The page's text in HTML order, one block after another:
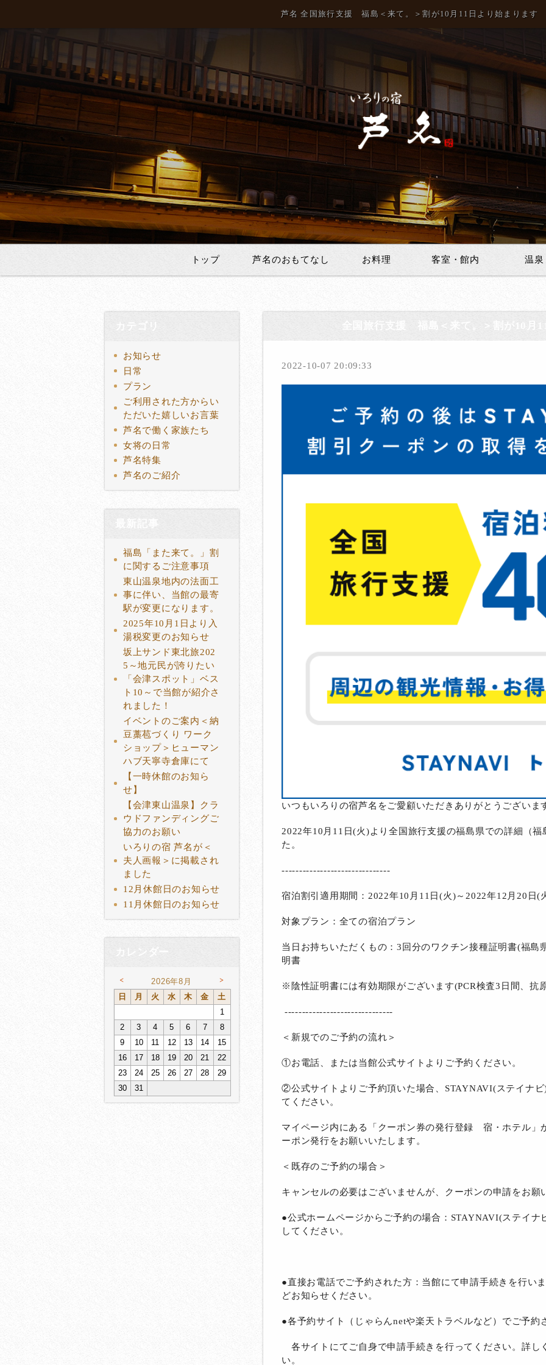
芦名 全国旅行支援 福島＜来て。＞割が10月11日より始まります
トップ 芦名のおもてなし お料理 客室・館内 温泉
カテゴリ
お知らせ
日常
プラン
ご利用された方からい
ただいた嬉しいお言葉
芦名で働く家族たち
女将の日常
芦名特集
芦名のご紹介
最新記事
福島「また来て。」割
に関するご注意事項
東山温泉地内の法面工
事に伴い、当館の最寄
駅が変更になります。
2025年10月1日より入
湯税変更のお知らせ
坂上サンド東北旅202
5～地元民が誇りたい
「会津スポット」ベス
ト10～で当館が紹介さ
れました！
イベントのご案内＜納
豆藁苞づくり ワーク
ショップ＞ヒューマン
ハブ天寧寺倉庫にて
【一時休館のお知ら
せ】
【会津東山温泉】クラ
ウドファンディングご
協力のお願い
いろりの宿 芦名が＜
夫人画報＞に掲載され
ました
12月休館日のお知らせ
11月休館日のお知らせ
カレンダー
< 2026年8月 >
日 月 火 水 木 金
土
1
2
3 4 5 6 7
8
9
10 11 12 13 14
15
16
17 18 19 20 21
22
23
24 25 26 27 28
29
30
31
全国旅行支援 福島＜来て。＞割が10月
2022-10-07 20:09:33
いつもいろりの宿芦名をご愛顧いただきありがとうございま
2022年10月11日(火)より全国旅行支援の福島県での詳細（
た。
-------------------------------
宿泊割引適用期間：2022年10月11日(火)～2022年12月20日
対象プラン：全ての宿泊プラン
当日お持ちいただくもの：3回分のワクチン接種証明書(福島
明書
※陰性証明書には有効期限がございます(PCR検査3日間、抗
-------------------------------
＜新規でのご予約の流れ＞
①お電話、または当館公式サイトよりご予約ください。
②公式サイトよりご予約頂いた場合、STAYNAVI(ステイナ
てください。
マイページ内にある「クーポン券の発行登録 宿・ホテル」
ーポン発行をお願いいたします。
＜既存のご予約の場合＞
キャンセルの必要はございませんが、クーポンの申請をお願
●公式ホームページからご予約の場合：STAYNAVI(ステイナ
してください。
●直接お電話でご予約された方：当館にて申請手続きを行い
どお知らせください。
●各予約サイト（じゃらんnetや楽天トラベルなど）でご予約
各サイトにてご自身で申請手続きを行ってください。詳し
い。